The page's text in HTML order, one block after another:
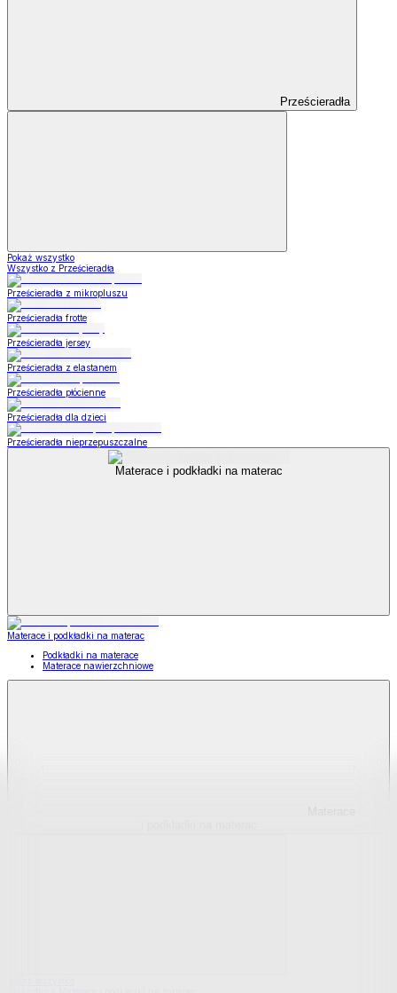
Prześcieradła
Pokaż wszystko
Wszystko z Prześcieradła
Prześcieradła z mikropluszu
Prześcieradła frotte
Prześcieradła jersey
Prześcieradła z elastanem
Prześcieradła płócienne
Prześcieradła dla dzieci
Prześcieradła nieprzepuszczalne
Materace i podkładki na materac
Materace i podkładki na materac
Podkładki na materace
Materace nawierzchniowe